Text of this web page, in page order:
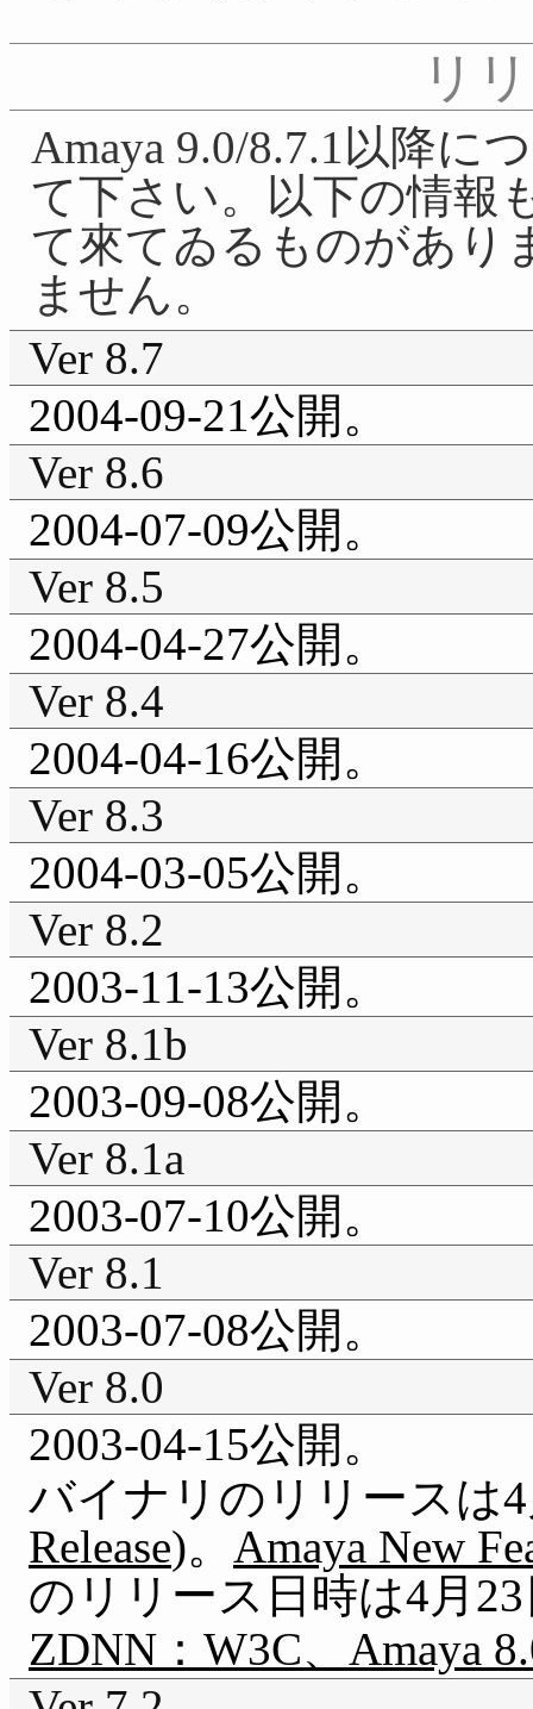
リ
Amaya 9.0/8.7.1以降に
て下さい。以下の情報
て來てゐるものがあり
ません。
Ver 8.7
2004-09-21公開。
Ver 8.6
2004-07-09公開。
Ver 8.5
2004-04-27公開。
Ver 8.4
2004-04-16公開。
Ver 8.3
2004-03-05公開。
Ver 8.2
2003-11-13公開。
Ver 8.1b
2003-09-08公開。
Ver 8.1a
2003-07-10公開。
Ver 8.1
2003-07-08公開。
Ver 8.0
2003-04-15公開。
バイナリのリリースは
Release)。 Amaya New
のリリース日時は4月
ZDNN：W3C、Amaya